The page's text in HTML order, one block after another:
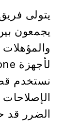
يتولى فريق
يجمعون
الضرر قد